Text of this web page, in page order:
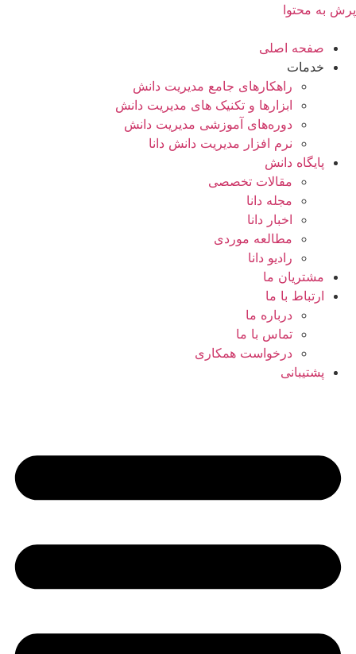
پرش به محتوا
صفحه اصلی
خدمات
راهکارهای جامع مدیریت دانش
ابزارها و تکنیک‌ های مدیریت دانش
دوره‌های آموزشی مدیریت دانش
نرم افزار مدیریت دانش دانا
پایگاه دانش
مقالات تخصصی
مجله دانا
اخبار دانا
مطالعه موردی
رادیو دانا
مشتریان ما
ارتباط با ما
درباره ما
تماس با ما
درخواست همکاری
پشتیبانی